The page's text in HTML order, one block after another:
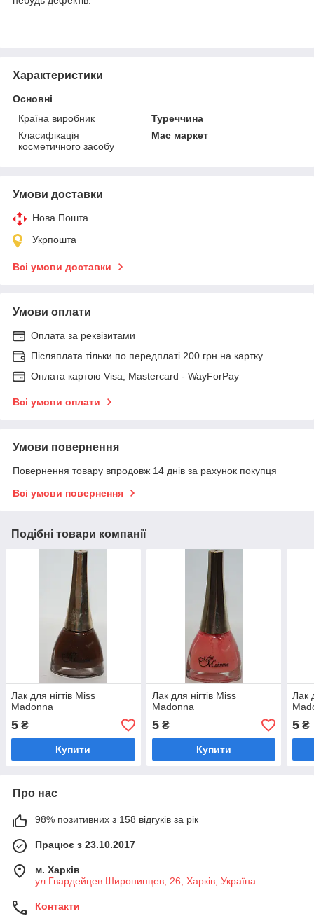
Характеристики
Основні
Країна виробник
Туреччина
Класифікація
косметичного засобу
Мас маркет
Умови доставки
Нова Пошта
Укрпошта
Всі умови доставки
Умови оплати
Оплата за реквізитами
Післяплата тільки по передплаті 200 грн на картку
Оплата картою Visa, Mastercard - WayForPay
Всі умови оплати
Умови повернення
Повернення товару впродовж 14 днів за рахунок покупця
Всі умови повернення
Подібні товари компанії
Лак для нігтів Miss
Madonna
5 ₴
Купити
Лак для нігтів Miss
Madonna
5₴
Купити
Лак
5 ₴
Про нас
98% позитивних з 158 відгуків за рік
Працює з 23.10.2017
м. Харків
ул.Гвардейцев Широнинцев, 26, Харків, Україна
Контакти